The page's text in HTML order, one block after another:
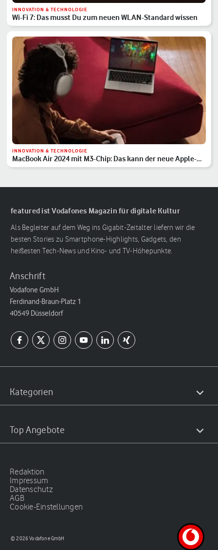
INNOVATION & TECHNOLOGIE
Wi-Fi 7: Das musst Du zum neuen WLAN-Standard wissen
INNOVATION & TECHNOLOGIE
MacBook Air 2024 mit M3-Chip: Das kann der neue Apple-
Laptop
featured ist Vodafones Magazin für digitale Kultur
Als Begleiter auf dem Weg ins Gigabit-Zeitalter liefern wir die
besten Stories zu Smartphone-Highlights, Gadgets, den
heißesten Tech-News und Kino- und TV-Höhepunkte.
Anschrift
Vodafone GmbH
Ferdinand-Braun-Platz 1
40549 Düsseldorf
Kategorien
Top Angebote
Redaktion
Impressum
Datenschutz
AGB
Cookie-Einstellungen
© 2026 Vodafone GmbH